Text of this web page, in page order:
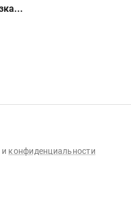
и конфиденциальности